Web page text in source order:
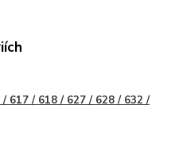
617 / 618 / 627 / 628 / 632 /